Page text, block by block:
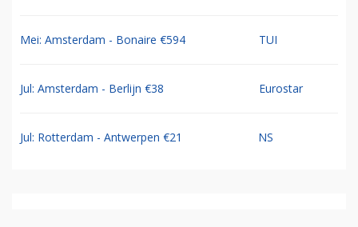
Mei: Amsterdam - Bonaire €594 TUI
Jul: Amsterdam - Berlijn €38 Eurostar
Jul: Rotterdam - Antwerpen €21 NS